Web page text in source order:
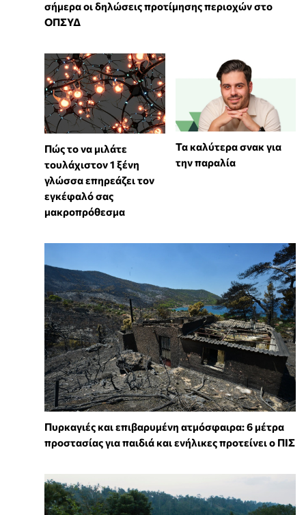
σήμερα οι δηλώσεις προτίμησης περιοχών στο
ΟΠΣΥΔ
⁠Πώς το να μιλάτε
τουλάχιστον 1 ξένη
γλώσσα επηρεάζει τον
εγκέφαλό σας
μακροπρόθεσμα
Τα καλύτερα σνακ για
την παραλία
Πυρκαγιές και επιβαρυμένη ατμόσφαιρα: 6 μέτρα
προστασίας για παιδιά και ενήλικες προτείνει ο ΠΙΣ